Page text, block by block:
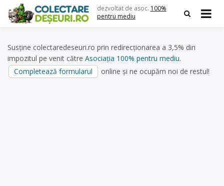
content
dezvoltat de asoc. 100%
pentru mediu
Susține colectaredeseuri.ro prin redirecționarea a 3,5% din
impozitul pe venit către Asociația 100% pentru mediu.
Completează formularul
online și ne ocupăm noi de restul!